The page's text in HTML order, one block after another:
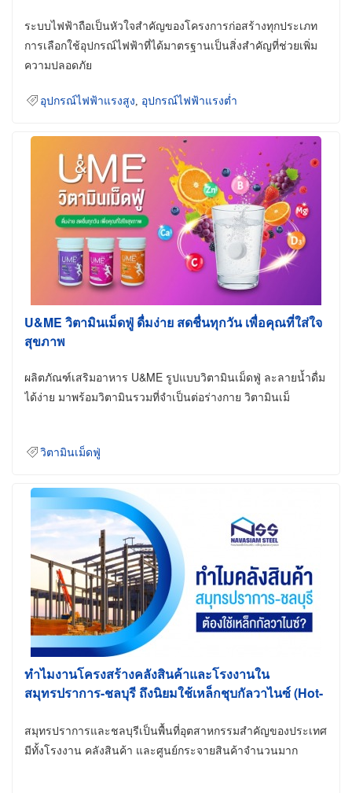
ระบบไฟฟ้าถือเป็นหัวใจสำคัญของโครงการก่อสร้างทุกประเภท
การเลือกใช้อุปกรณ์ไฟฟ้าที่ได้มาตรฐานเป็นสิ่งสำคัญที่ช่วยเพิ่ม
ความปลอดภัย
อุปกรณ์ไฟฟ้าแรงสูง อุปกรณ์ไฟฟ้าแรงต่ำ
U&ME วิตามินเม็ดฟู่ ดื่มง่าย สดชื่นทุกวัน เพื่อคุณที่ใส่ใจ
สุขภาพ
ผลิตภัณฑ์เสริมอาหาร U&ME รูปแบบวิตามินเม็ดฟู่ ละลายน้ำดื่ม
ได้ง่าย มาพร้อมวิตามินรวมที่จำเป็นต่อร่างกาย วิตามินเม็
วิตามินเม็ดฟู่
ทำไมงานโครงสร้างคลังสินค้าและโรงงานใน
สมุทรปราการ-ชลบุรี ถึงนิยมใช้เหล็กชุบกัลวาไนซ์ (Hot-
สมุทรปราการและชลบุรีเป็นพื้นที่อุตสาหกรรมสำคัญของประเทศ
มีทั้งโรงงาน คลังสินค้า และศูนย์กระจายสินค้าจำนวนมาก